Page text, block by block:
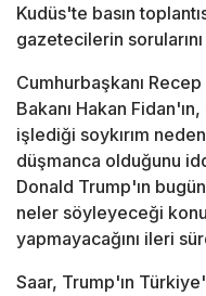
Kudüs'te basın
gazetecilerin
Cumhurbaşkanı
Bakanı Hakan
işlediği soykırım
düşmanca olduğunu
Donald Trump'ın
neler söyleyeceği
yapmayacağını ileri
Saar, Trump'ın